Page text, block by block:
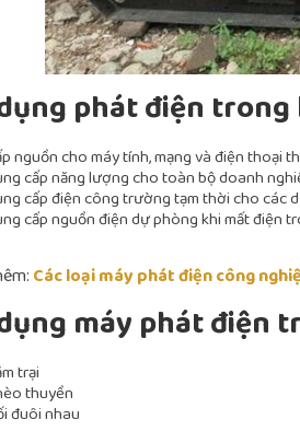
phát điện
nguồn cho máy tính, mạng và điện thoại
cấp năng lượng cho toàn bộ doanh
cấp điện công trường tạm thời cho các
cấp nguồn điện dự phòng khi mất điện
Các loại máy phát điện công
máy phát điện
trại
thuyền
đuôi nhau